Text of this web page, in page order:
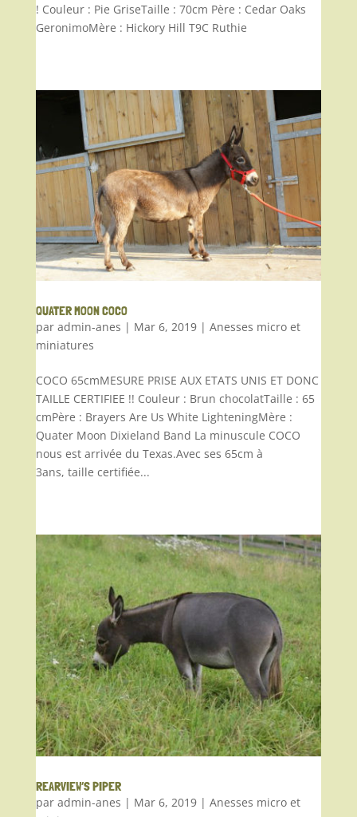
! Couleur : Pie GriseTaille : 70cm Père : Cedar Oaks
GeronimoMère : Hickory Hill T9C Ruthie
QUATER MOON COCO
par admin-anes | Mar 6, 2019| Anesses micro et
miniatures
COCO 65cmMESURE PRISE AUX ETATS UNIS ET DONC
TAILLE CERTIFIEE !! Couleur : Brun chocolatTaille : 65
cmPère : Brayers Are Us White LighteningMère :
Quater Moon Dixieland Band La minuscule COCO
nous est arrivée du Texas.Avec ses 65cm à
3ans, taille certifiée...
REARVIEW’S PIPER
par admin-anes | Mar 6, 2019| Anesses micro et